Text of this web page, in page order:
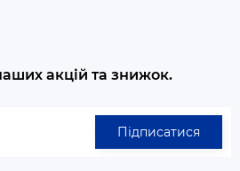
акцій та знижок.
Підписатися